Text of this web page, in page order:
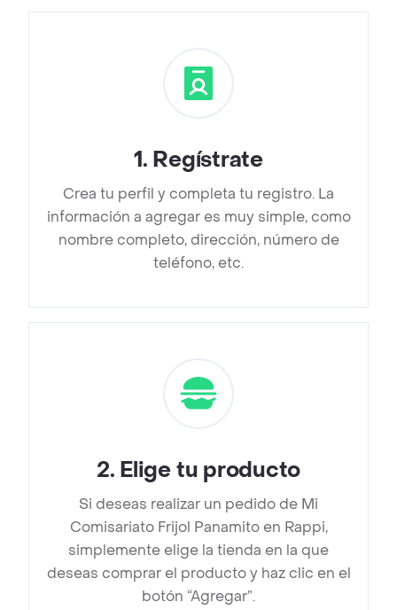
1. Regístrate
Crea tu perfil y completa tu registro. La
información a agregar es muy simple, como
nombre completo, dirección, número de
teléfono, etc.
2. Elige tu producto
Si deseas realizar un pedido de Mi
Comisariato Frijol Panamito en Rappi,
simplemente elige la tienda en la que
deseas comprar el producto y haz clic en el
botón “Agregar”.